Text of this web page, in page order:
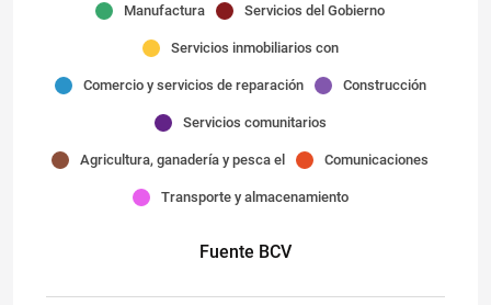
Manufactura Servicios del Gobierno
Servicios inmobiliarios con
Comercio y servicios de reparación Construcción
Servicios comunitarios
Agricultura, ganadería y pesca el Comunicaciones
Transporte y almacenamiento
Fuente BCV